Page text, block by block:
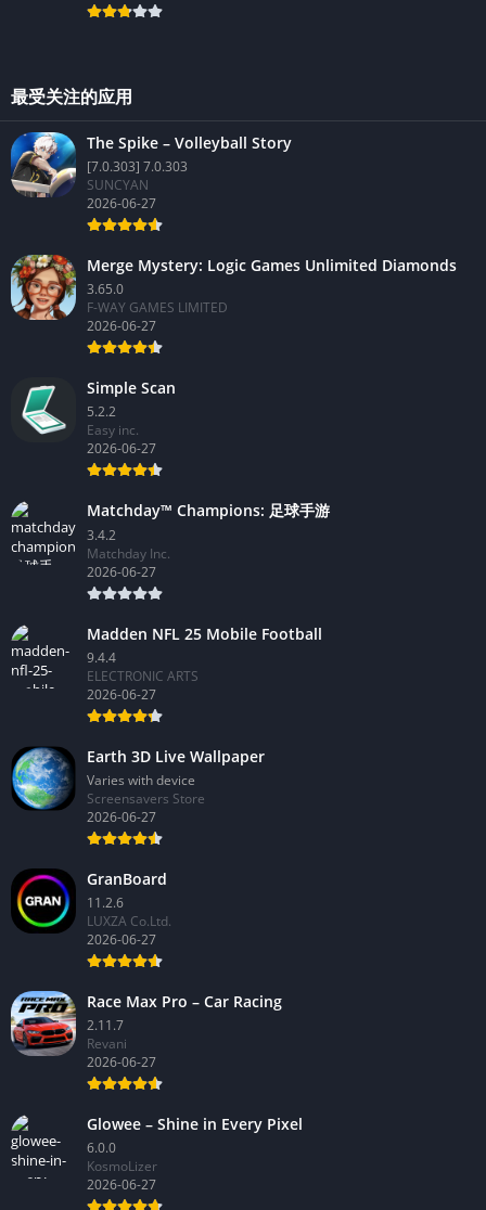
最受关注的应用
The Spike – Volleyball Story
[7.0.303] 7.0.303
SUNCYAN
2026-06-27
Merge Mystery: Logic Games Unlimited Diamonds
3.65.0
F-WAY GAMES LIMITED
2026-06-27
Simple Scan
5.2.2
Easy inc.
2026-06-27
Matchday™ Champions: 足球手游
3.4.2
Matchday Inc.
2026-06-27
Madden NFL 25 Mobile Football
9.4.4
ELECTRONIC ARTS
2026-06-27
Earth 3D Live Wallpaper
Varies with device
Screensavers Store
2026-06-27
GranBoard
11.2.6
LUXZA Co.Ltd.
2026-06-27
Race Max Pro – Car Racing
2.11.7
Revani
2026-06-27
Glowee – Shine in Every Pixel
6.0.0
KosmoLizer
2026-06-27